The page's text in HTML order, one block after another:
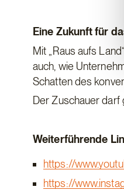
Eine Zukunft für
Mit „Raus aufs
auch, wie
Schatten des
Der Zuschauer darf
Weiterführende
https://
https://